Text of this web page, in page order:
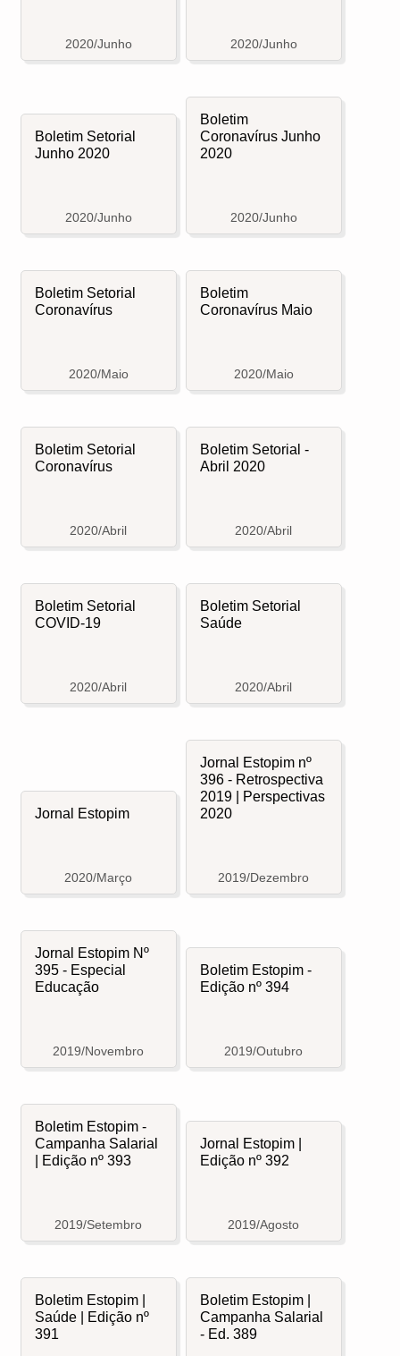
2020/Junho 2020/Junho
Boletim Setorial
Junho 2020
2020/Junho
Boletim
Coronavírus Junho
2020
2020/Junho
Boletim Setorial
Coronavírus
2020/Maio
Boletim
Coronavírus Maio
2020/Maio
Boletim Setorial
Coronavírus
2020/Abril
Boletim Setorial -
Abril 2020
2020/Abril
Boletim Setorial
COVID-19
2020/Abril
Boletim Setorial
Saúde
2020/Abril
Jornal Estopim
2020/Março
Jornal Estopim nº
396 - Retrospectiva
2019 | Perspectivas
2020
2019/Dezembro
Jornal Estopim Nº
395 - Especial
Educação
2019/Novembro
Boletim Estopim -
Edição nº 394
2019/Outubro
Boletim Estopim -
Campanha Salarial
| Edição nº 393
2019/Setembro
Jornal Estopim |
Edição nº 392
2019/Agosto
Boletim Estopim |
Saúde | Edição nº
391
Boletim Estopim |
Campanha Salarial
- Ed. 389